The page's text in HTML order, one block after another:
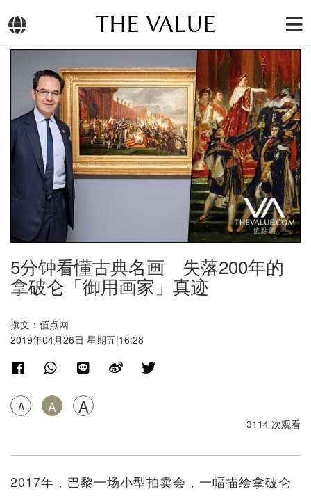
THE VALUE
5分钟看懂古典名画 失落200年的
拿破仑「御用画家」真迹
撰文：值点网
2019年04月26日 星期五|16:28
A A A
3114 次观看
2017年，巴黎一场小型拍卖会，一幅描绘拿破仑